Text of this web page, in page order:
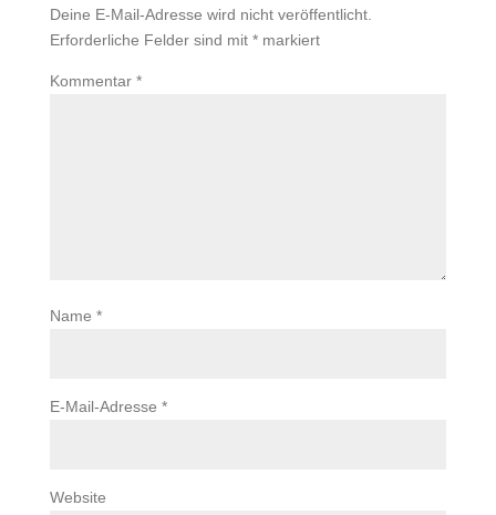
Deine E-Mail-Adresse wird nicht veröffentlicht.
Erforderliche Felder sind mit *markiert
Kommentar *
Name *
E-Mail-Adresse *
Website